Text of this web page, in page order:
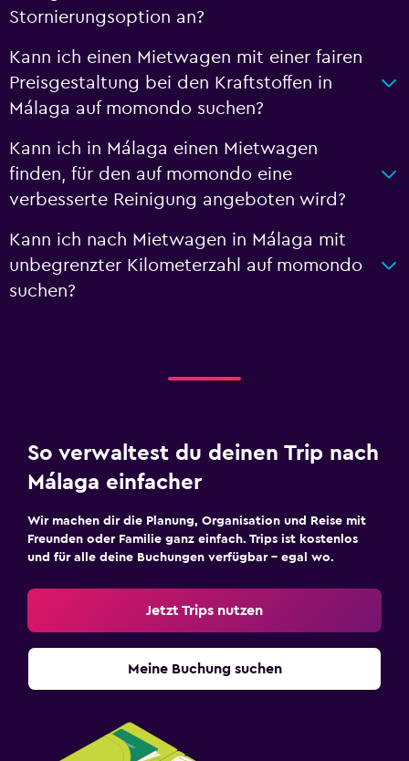
Stornierungsoption an?
Kann ich einen Mietwagen mit einer fairen
Preisgestaltung bei den Kraftstoffen in
Málaga auf momondo suchen?
Kann ich in Málaga einen Mietwagen
finden, für den auf momondo eine
verbesserte Reinigung angeboten wird?
Kann ich nach Mietwagen in Málaga mit
unbegrenzter Kilometerzahl auf momondo
suchen?
So verwaltest du deinen Trip nach
Málaga einfacher
Wir machen dir die Planung, Organisation und Reise mit
Freunden oder Familie ganz einfach. Trips ist kostenlos
und für alle deine Buchungen verfügbar – egal wo.
Jetzt Trips nutzen
Meine Buchung suchen